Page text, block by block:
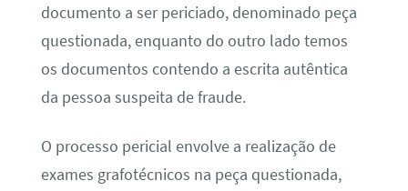
documento a ser periciado, denominado peça
questionada, enquanto do outro lado temos
os documentos contendo a escrita autêntica
da pessoa suspeita de fraude.
O processo pericial envolve a realização de
exames grafotécnicos na peça questionada,